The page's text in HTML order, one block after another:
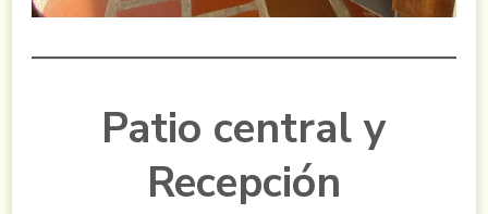
Patio central y
Recepción